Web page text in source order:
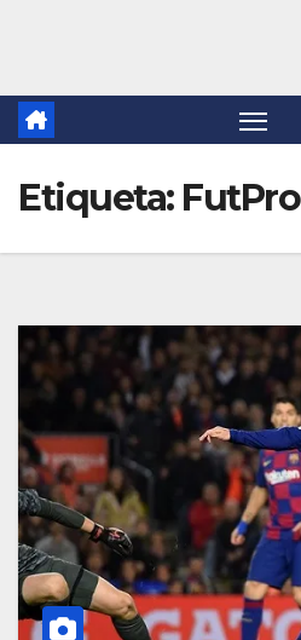
Etiqueta: FutPro